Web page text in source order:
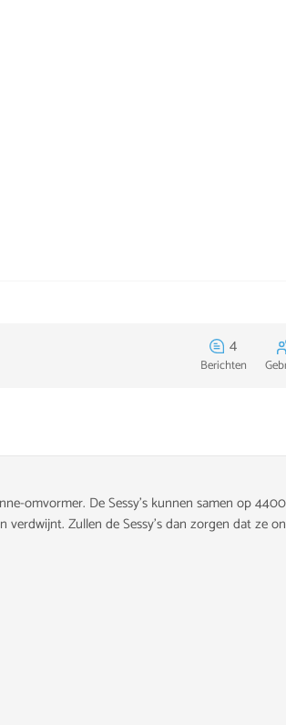
4
Berichten
omvormer. De Sessy's kunnen samen op
Zullen de Sessy's dan zorgen dat ze